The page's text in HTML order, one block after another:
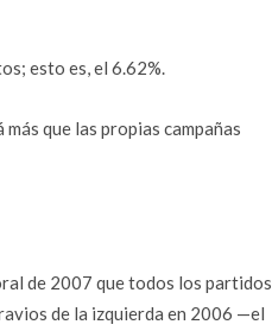
esto es, el 6.62%.
que las propias campañas
de 2007 que todos los partidos
de la izquierda en 2006 —el